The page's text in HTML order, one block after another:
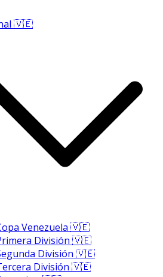
🇻🇪
Venezuela 🇻🇪
División 🇻🇪
División 🇻🇪
División 🇻🇪